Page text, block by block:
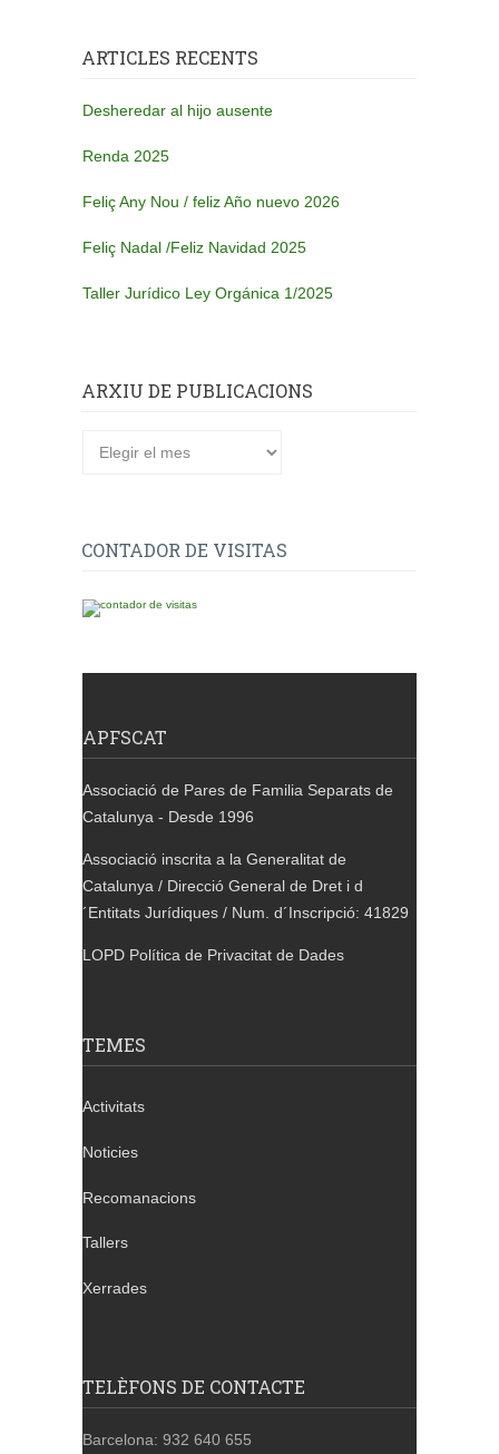
ARTICLES RECENTS
Desheredar al hijo ausente
Renda 2025
Feliç Any Nou / feliz Año nuevo 2026
Feliç Nadal /Feliz Navidad 2025
Taller Jurídico Ley Orgánica 1/2025
ARXIU DE PUBLICACIONS
CONTADOR DE VISITAS
APFSCAT
Associació de Pares de Familia Separats de
Catalunya - Desde 1996
Associació inscrita a la Generalitat de
Catalunya / Direcció General de Dret i d
´Entitats Jurídiques / Num. d´Inscripció: 41829
LOPD Política de Privacitat de Dades
TEMES
Activitats
Noticies
Recomanacions
Tallers
Xerrades
TELÈFONS DE CONTACTE
Barcelona: 932 640 655